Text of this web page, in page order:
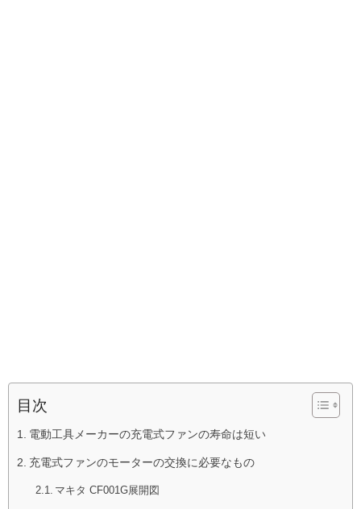
目次
電動工具メーカーの充電式ファンの寿命は短い
充電式ファンのモーターの交換に必要なもの
マキタ CF001G展開図